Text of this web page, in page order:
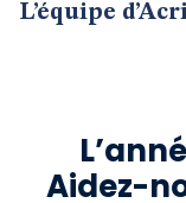
L’équipe
Aidez-